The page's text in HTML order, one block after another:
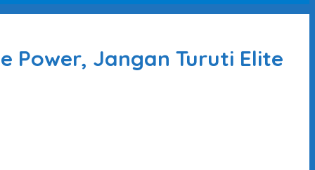
Power, Jangan Turuti Elite